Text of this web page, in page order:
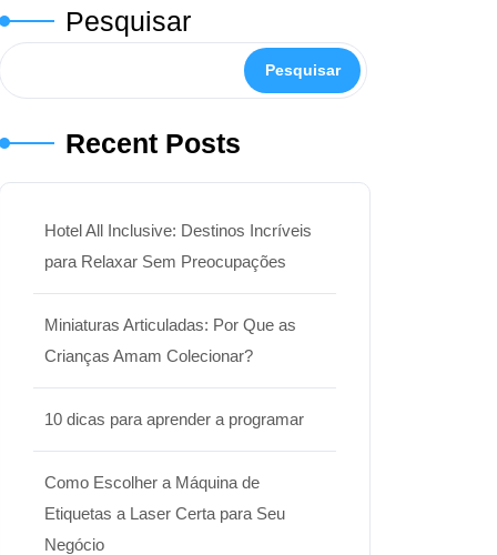
Pesquisar
Pesquisar
Recent Posts
Hotel All Inclusive: Destinos Incríveis
para Relaxar Sem Preocupações
Miniaturas Articuladas: Por Que as
Crianças Amam Colecionar?
10 dicas para aprender a programar
Como Escolher a Máquina de
Etiquetas a Laser Certa para Seu
Negócio